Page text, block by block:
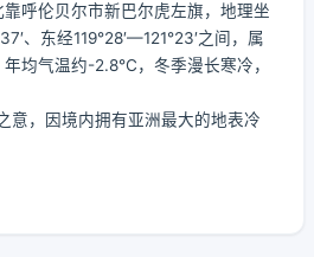
呼伦贝尔市新巴尔虎左旗，地理坐
、东经119°28′—121°23′之间，属
均气温约-2.8℃，冬季漫长寒冷，
意，因境内拥有亚洲最大的地表冷